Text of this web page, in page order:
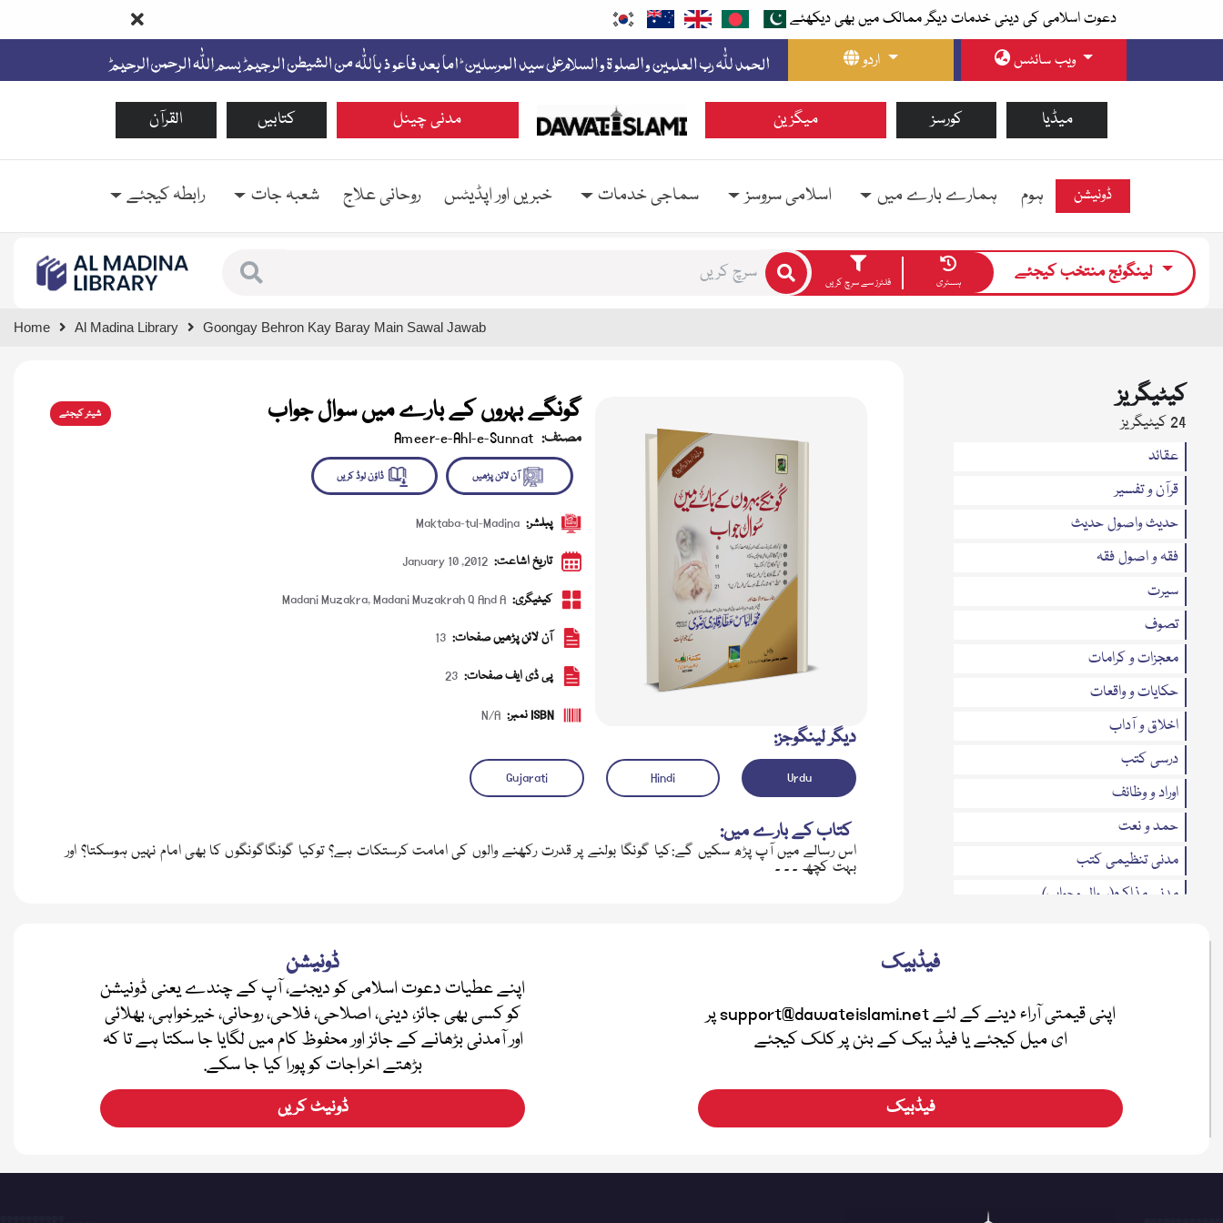
دعوت اسلامی کی دینی خدمات دیگر ممالک میں بھی دیکھئے
اردو
ویب سائٹس
القرآن کتابیں مدنی چینل میگزین کورسز میڈیا
ہوم ہمارے بارے میں اسلامی سروسز سماجی خدمات خبریں اور اپڈیٹس روحانی علاج شعبہ جات رابطہ کیجئے ڈونیشن
فلٹرز سے سرچ کریں ہسٹری لینگوئج منتخب کیجئے
Home Al Madina Library Goongay Behron Kay Baray Main Sawal Jawab
کیٹیگریز
24 کیٹیگریز
عقائد
قرآن و تفسیر
حدیث واصول حدیث
فقہ و اصول فقہ
سیرت
تصوف
معجزات و کرامات
حکایات و واقعات
اخلاق و آداب
درسی کتب
اوراد و وظائف
حمد و نعت
مدنی تنظیمی کتب
مدنی مذاکرہ(سوال وجواب)
صلہ رحمی
معرفۃ القرآن
گونگے بہروں کے بارے میں سوال جواب شیئر کیجئے
مصنف: Ameer-e-Ahl-e-Sunnat
آن لائن پڑھیں ڈاؤن لوڈ کریں پبلشر: Maktaba-tul-Madina
تاریخ اشاعت: January 10 ,2012
کیٹیگری: Madani Muzakrah Q And A
,
Madani Muzakra
آن لائن پڑھیں صفحات: 13
پی ڈی ایف صفحات: 23
ISBN نمبر: N/A
دیگر لینگوجز:
Urdu
Hindi
Gujarati
کتاب کے بارے میں:
اس رسالے میں آپ پڑھ سکیں گے:کیا گونگا بولنے پر قدرت رکھنے والوں کی امامت کرستکات ہے؟ توکیا گونگاگونگوں کا بھی امام نہیں ہوسکتا؟ اور
بہت کچھ ۔ ۔ ۔
فیڈبیک
اپنی قیمتی آراء دینے کے لئے support@dawateislami.net پر
ای میل کیجئے یا فیڈ بیک کے بٹن پر کلک کیجئے
فیڈبیک
ڈونیشن
اپنے عطیات دعوت اسلامی کو دیجئے، آپ کے چندے یعنی ڈونیشن
کو کسی بھی جائز، دینی، اصلاحی، فلاحی، روحانی، خیرخواہی، بھلائی
اور آمدنی بڑھانے کے جائز اور محفوظ کام میں لگایا جا سکتا ہے تا کہ
بڑھتے اخراجات کو پورا کیا جا سکے.
ڈونیٹ کریں